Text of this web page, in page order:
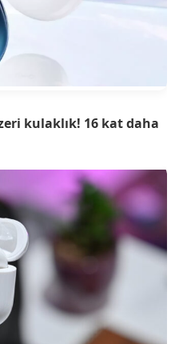
kulaklık! 16 kat daha